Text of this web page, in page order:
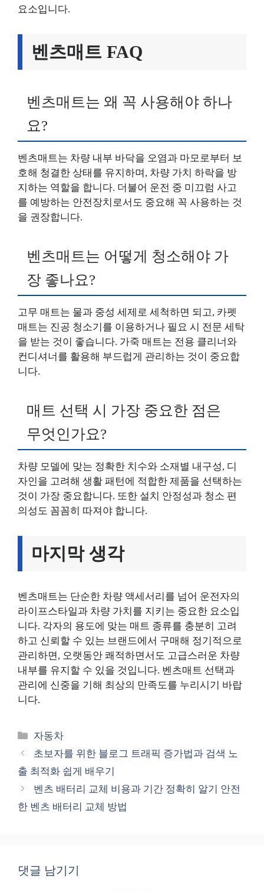
요소입니다.
벤츠매트 FAQ
벤츠매트는 왜 꼭 사용해야 하나
요?
벤츠매트는 차량 내부 바닥을 오염과 마모로부터 보
호해 청결한 상태를 유지하며, 차량 가치 하락을 방
지하는 역할을 합니다. 더불어 운전 중 미끄럼 사고
를 예방하는 안전장치로서도 중요해 꼭 사용하는 것
을 권장합니다.
벤츠매트는 어떻게 청소해야 가
장 좋나요?
고무 매트는 물과 중성 세제로 세척하면 되고, 카펫
매트는 진공 청소기를 이용하거나 필요 시 전문 세탁
을 받는 것이 좋습니다. 가죽 매트는 전용 클리너와
컨디셔너를 활용해 부드럽게 관리하는 것이 중요합
니다.
매트 선택 시 가장 중요한 점은
무엇인가요?
차량 모델에 맞는 정확한 치수와 소재별 내구성, 디
자인을 고려해 생활 패턴에 적합한 제품을 선택하는
것이 가장 중요합니다. 또한 설치 안정성과 청소 편
의성도 꼼꼼히 따져야 합니다.
마지막 생각
벤츠매트는 단순한 차량 액세서리를 넘어 운전자의
라이프스타일과 차량 가치를 지키는 중요한 요소입
니다. 각자의 용도에 맞는 매트 종류를 충분히 고려
하고 신뢰할 수 있는 브랜드에서 구매해 정기적으로
관리하면, 오랫동안 쾌적하면서도 고급스러운 차량
내부를 유지할 수 있을 것입니다. 벤츠매트 선택과
관리에 신중을 기해 최상의 만족도를 누리시기 바랍
니다.
카
테
리
자동차
초보자를 위한 블로그 트래픽 증가법과 검색 노
출 최적화 쉽게 배우기
벤츠 배터리 교체 비용과 기간 정확히 알기 안전
한 벤츠 배터리 교체 방법
댓글 남기기